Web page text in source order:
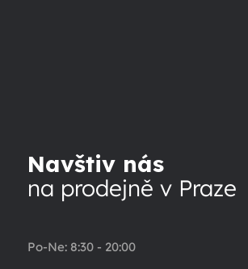
Navštiv nás
na prodejně v Praze
Po-Ne: 8:30 - 20:00